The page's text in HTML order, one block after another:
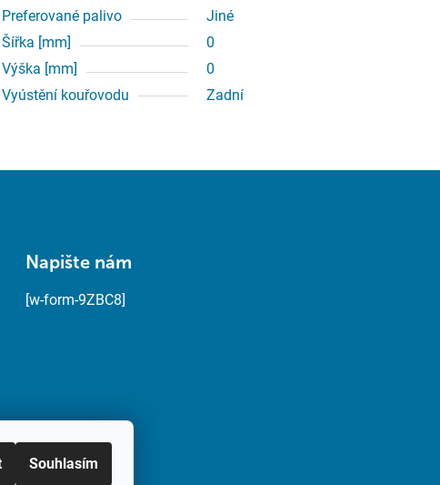
Souhlasím
Preferované palivo
Jiné
Šířka [mm]
0
Výška [mm]
0
Vyústění kouřovodu
Zadní
Napište nám
[w-form-9ZBC8]